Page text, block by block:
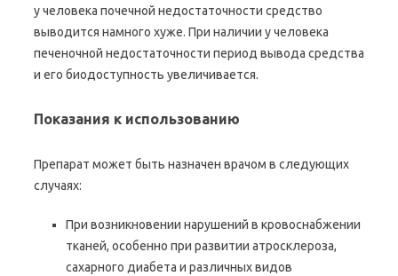
у человека почечной недостаточности средство
выводится намного хуже. При наличии у человека
печеночной недостаточности период вывода средства
и его биодоступность увеличивается.
Показания к использованию
Препарат может быть назначен врачом в следующих
случаях:
При возникновении нарушений в кровоснабжении
тканей, особенно при развитии атросклероза,
сахарного диабета и различных видов